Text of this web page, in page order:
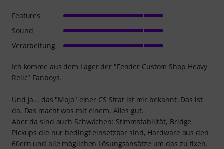
Ich komme aus dem Lager der "Fender Custom Shop Heavy
Relic" Fanboys.
Und ja... das "Mojo" einer CS Strat ist mir bekannt. Das ist
da. Das macht was mit einem. Alles gut.
Aber da sind auch Schwächen: Stimmstabilität, Bridge
Pickups die nur bedingt einsetzbar sind, Hardware aus den
60ern und alle möglichen Lösungsansätze um das zu fixen.
Features
Sound
Verarbeitung